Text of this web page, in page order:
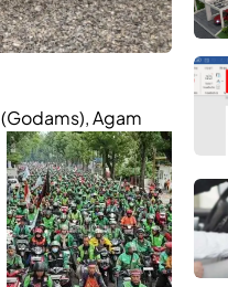
(Godams), Agam